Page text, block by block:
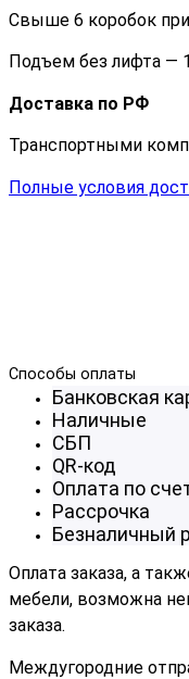
Свыше 6 коробок при
Подъем без лифта —
Доставка по РФ
Транспортными
Полные условия
Способы оплаты
Банковская
Наличные
СБП
QR-код
Оплата по
Рассрочка
Безналичный
Оплата заказа, а
мебели, возможна
заказа.
Междугородние